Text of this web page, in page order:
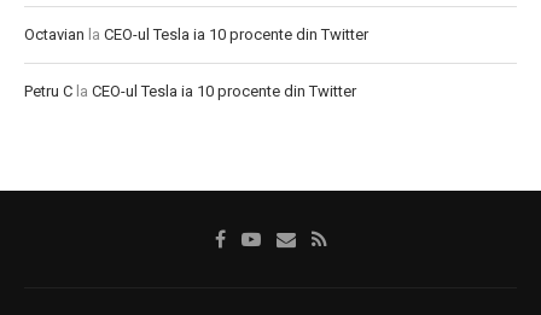
Octavian la CEO-ul Tesla ia 10 procente din Twitter
Petru C la CEO-ul Tesla ia 10 procente din Twitter